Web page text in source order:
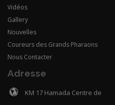
Vidéos
Gallery
Nouvelles
Coureurs des Grands Pharaons
Nous Contacter
Adresse
KM 17 Hamada Centre de